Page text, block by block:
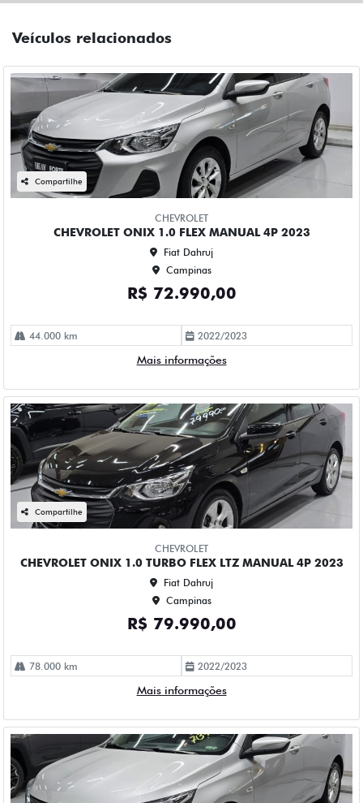
Compartilhe
CHEVROLET
CHEVROLET ONIX 1.0 TURBO FLEX LTZ MANUAL 4P 2023
Fiat Dahruj
Campinas
R$ 79.990,00
2022/2023
Mais informações
Compartilhe
CHEVROLET
CHEVROLET ONIX 1.0 TURBO FLEX PLUS LTZ AUTOMATICO
4P 2020
Fiat Dahruj
Campinas
R$ 73.990,00
2019/2020
Mais informações
Compartilhe